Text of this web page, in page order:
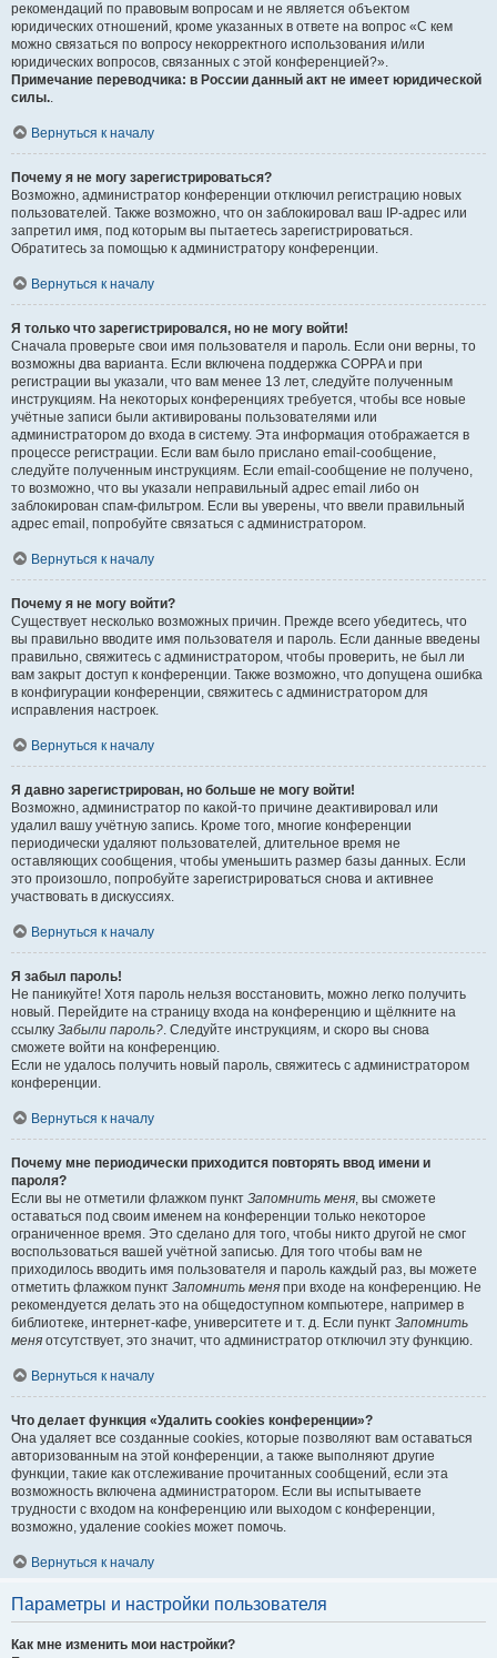
рекомендаций по правовым вопросам и не является объектом
юридических отношений, кроме указанных в ответе на вопрос «С кем
можно связаться по вопросу некорректного использования и/или
юридических вопросов, связанных с этой конференцией?».
Примечание переводчика: в России данный акт не имеет юридической
силы..
Вернуться к началу
Почему я не могу зарегистрироваться?
Возможно, администратор конференции отключил регистрацию новых
пользователей. Также возможно, что он заблокировал ваш IP-адрес или
запретил имя, под которым вы пытаетесь зарегистрироваться.
Обратитесь за помощью к администратору конференции.
Вернуться к началу
Я только что зарегистрировался, но не могу войти!
Сначала проверьте свои имя пользователя и пароль. Если они верны, то
возможны два варианта. Если включена поддержка COPPA и при
регистрации вы указали, что вам менее 13 лет, следуйте полученным
инструкциям. На некоторых конференциях требуется, чтобы все новые
учётные записи были активированы пользователями или
администратором до входа в систему. Эта информация отображается в
процессе регистрации. Если вам было прислано email-сообщение,
следуйте полученным инструкциям. Если email-сообщение не получено,
то возможно, что вы указали неправильный адрес email либо он
заблокирован спам-фильтром. Если вы уверены, что ввели правильный
адрес email, попробуйте связаться с администратором.
Вернуться к началу
Почему я не могу войти?
Существует несколько возможных причин. Прежде всего убедитесь, что
вы правильно вводите имя пользователя и пароль. Если данные введены
правильно, свяжитесь с администратором, чтобы проверить, не был ли
вам закрыт доступ к конференции. Также возможно, что допущена ошибка
в конфигурации конференции, свяжитесь с администратором для
исправления настроек.
Вернуться к началу
Я давно зарегистрирован, но больше не могу войти!
Возможно, администратор по какой-то причине деактивировал или
удалил вашу учётную запись. Кроме того, многие конференции
периодически удаляют пользователей, длительное время не
оставляющих сообщения, чтобы уменьшить размер базы данных. Если
это произошло, попробуйте зарегистрироваться снова и активнее
участвовать в дискуссиях.
Вернуться к началу
Я забыл пароль!
Не паникуйте! Хотя пароль нельзя восстановить, можно легко получить
новый. Перейдите на страницу входа на конференцию и щёлкните на
ссылку Забыли пароль?. Следуйте инструкциям, и скоро вы снова
сможете войти на конференцию.
Если не удалось получить новый пароль, свяжитесь с администратором
конференции.
Вернуться к началу
Почему мне периодически приходится повторять ввод имени и
пароля?
Если вы не отметили флажком пункт Запомнить меня, вы сможете
оставаться под своим именем на конференции только некоторое
ограниченное время. Это сделано для того, чтобы никто другой не смог
воспользоваться вашей учётной записью. Для того чтобы вам не
приходилось вводить имя пользователя и пароль каждый раз, вы можете
отметить флажком пункт Запомнить меня при входе на конференцию. Не
рекомендуется делать это на общедоступном компьютере, например в
библиотеке, интернет-кафе, университете и т. д. Если пункт Запомнить
меня отсутствует, это значит, что администратор отключил эту функцию.
Вернуться к началу
Что делает функция «Удалить cookies конференции»?
Она удаляет все созданные cookies, которые позволяют вам оставаться
авторизованным на этой конференции, а также выполняют другие
функции, такие как отслеживание прочитанных сообщений, если эта
возможность включена администратором. Если вы испытываете
трудности с входом на конференцию или выходом с конференции,
возможно, удаление cookies может помочь.
Вернуться к началу
Параметры и настройки пользователя
Как мне изменить мои настройки?